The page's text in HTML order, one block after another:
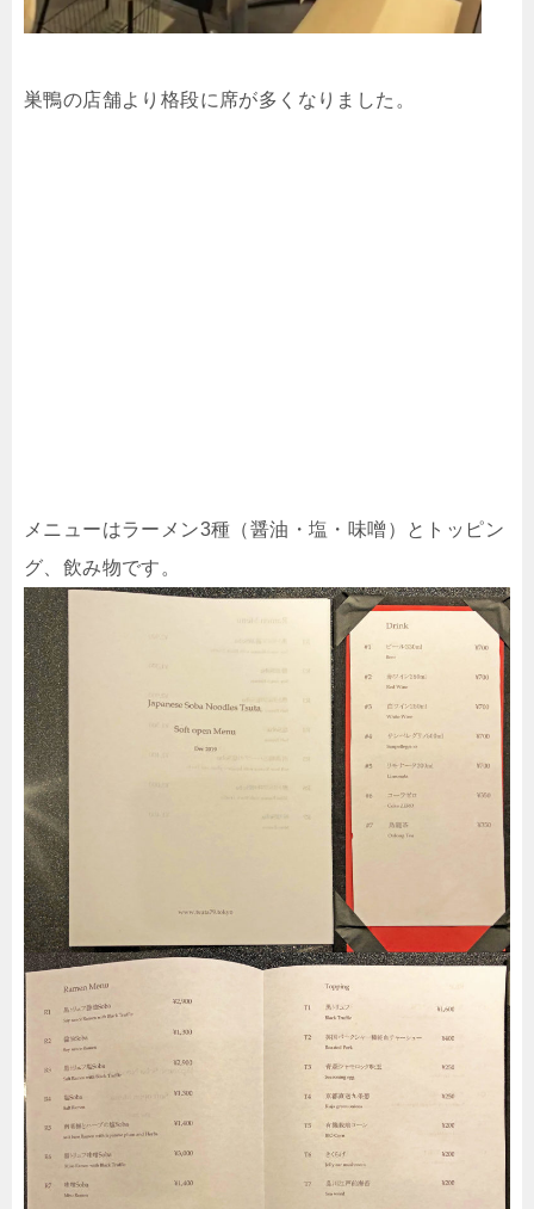
巣鴨の店舗より格段に席が多くなりました。
メニューはラーメン3種（醤油・塩・味噌）とトッピン
グ、飲み物です。